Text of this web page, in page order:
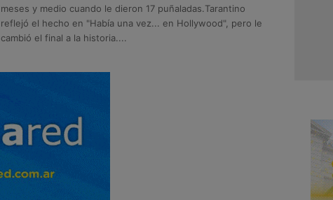
meses y medio cuando le dieron 17 puñaladas.Tarantino
reflejó el hecho en "Había una vez... en Hollywood", pero le
cambió el final a la historia....